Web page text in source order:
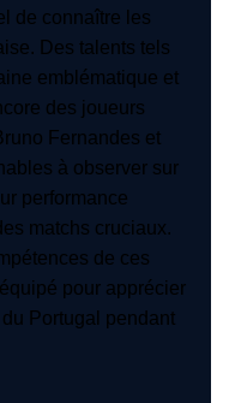
de connaître les
Des talents tels
emblématique et
des joueurs
Fernandes et
à observer sur
performance
matchs cruciaux.
de ces
pour apprécier
du Portugal pendant